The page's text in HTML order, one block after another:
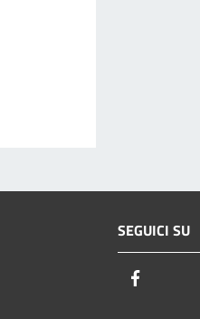
SEGUICI SU